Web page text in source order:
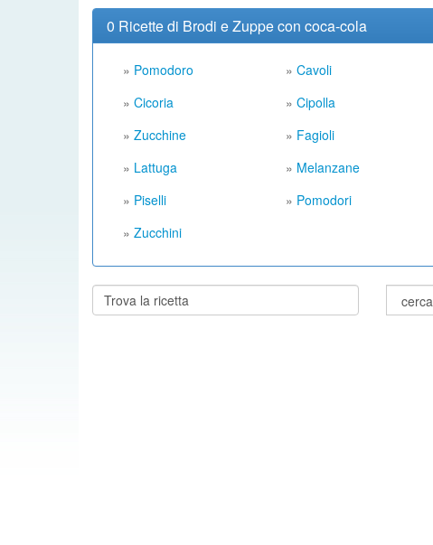
0 Ricette di Brodi e Zuppe con coca-cola
» Pomodoro » Cavoli
» Cicoria » Cipolla
» Zucchine » Fagioli
» Lattuga » Melanzane
» Piselli » Pomodori
» Zucchini
Cerca